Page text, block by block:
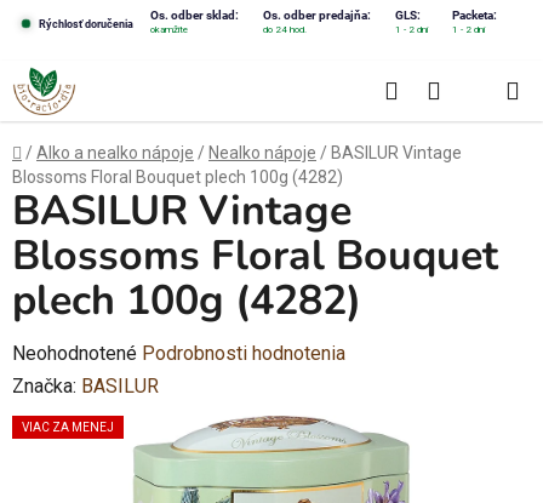
obsah
Rýchlosť doručenia
Os. odber sklad: Os. odber predajňa: GLS: Packeta:
okamžite do 24 hod. 1 - 2 dni 1 - 2 dni
Hľadať
KOŠÍK
Domov
/Alko a nealko nápoje / Nealko nápoje / BASILUR Vintage
Blossoms Floral Bouquet plech 100g (4282)
BASILUR Vintage
Blossoms Floral Bouquet
plech 100g (4282)
Priemerné
hodnotenie
produktu
Neohodnotené Podrobnosti hodnotenia
Značka: BASILUR
VIAC ZA MENEJ